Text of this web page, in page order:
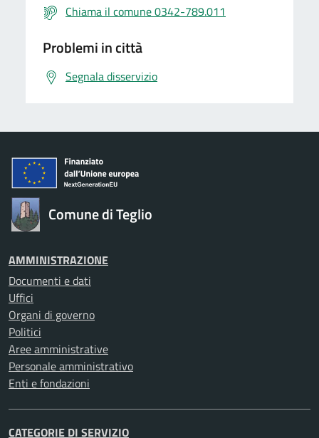
Chiama il comune 0342-789.011
Problemi in città
Segnala disservizio
Comune di Teglio
AMMINISTRAZIONE
Documenti e dati
Uffici
Organi di governo
Politici
Aree amministrative
Personale amministrativo
Enti e fondazioni
CATEGORIE DI SERVIZIO